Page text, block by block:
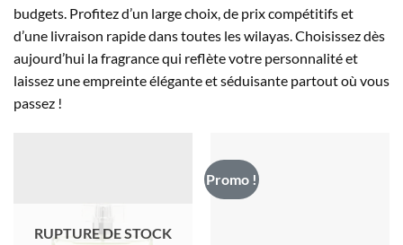
budgets. Profitez d’un large choix, de prix compétitifs et
d’une livraison rapide dans toutes les wilayas. Choisissez dès
aujourd’hui la fragrance qui reflète votre personnalité et
laissez une empreinte élégante et séduisante partout où vous
passez !
RUPTURE DE STOCK
Promo !